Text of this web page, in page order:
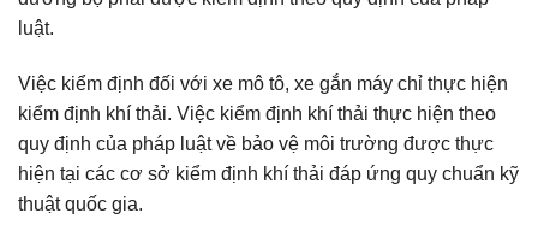
luật.
Việc kiểm định đối với xe mô tô, xe gắn máy chỉ thực hiện
kiểm định khí thải. Việc kiểm định khí thải thực hiện theo
quy định của pháp luật về bảo vệ môi trường được thực
hiện tại các cơ sở kiểm định khí thải đáp ứng quy chuẩn kỹ
thuật quốc gia.